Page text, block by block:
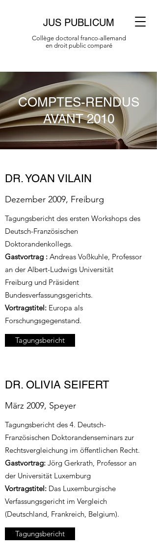
JUS PUBLICUM
Collège doctoral franco-allemand
en droit public comparé
COMPTES-RENDUS
AVANT 2010
DR. YOAN VILAIN
Dezember 2009, Freiburg
Tagungsbericht des ersten Workshops des
Deutsch-Französischen
Doktorandenkollegs.
Gastvortrag : Andreas Voßkuhle, Professor
an der Albert-Ludwigs Universität
Freiburg und Präsident
Bundesverfassungsgerichts.
Vortragstitel: Europa als
Forschungsgegenstand.
Tagungsbericht
DR. OLIVIA SEIFERT
März 2009, Speyer
Tagungsbericht des 4. Deutsch-
Französischen Doktorandenseminars zur
Rechtsvergleichung im öffentlichen Recht.
Gastvortrag: Jörg Gerkrath, Professor an
der Universität Luxemburg
Vortragstitel: Das Luxemburgische
Verfassungsgericht im Vergleich
(Deutschland, Frankreich, Belgium).
Tagungsbericht